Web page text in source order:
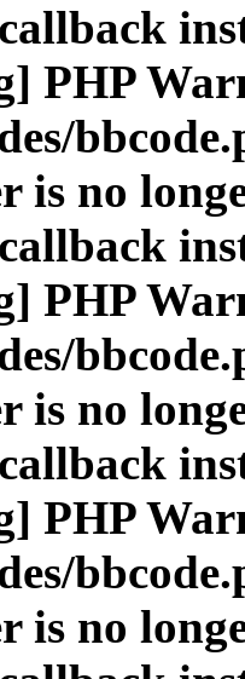
PHP
is no
PHP
is no
PHP
is no